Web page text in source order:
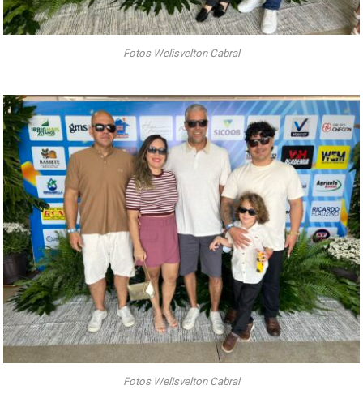
Fotos Welisvelton Cabral
Fotos Welisvelton Cabral